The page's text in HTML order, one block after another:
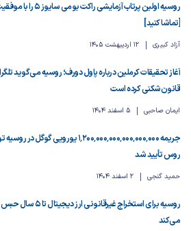
روسیه اولین پرتاب آزمایشی
[تماشا کنید]
آزاد کبیری 12 اردیبهشت 1405
آغاز تحقیقات کرملین درباره پاول دورف؛ روسیه می‌گوید
قانون‌شکنی کرده است
ایمان صاحبی 5 اسفند 1404
جریمه ۱٬۲۰۰٬۰۰۰٬۰۰۰٬۰۰۰٬۰۰۰٬۰۰۰ یورویی
روس تأیید شد
حمید گنجی 2 اسفند 1404
روسیه برای استخراج غیرقانونی ارز
می‌کند